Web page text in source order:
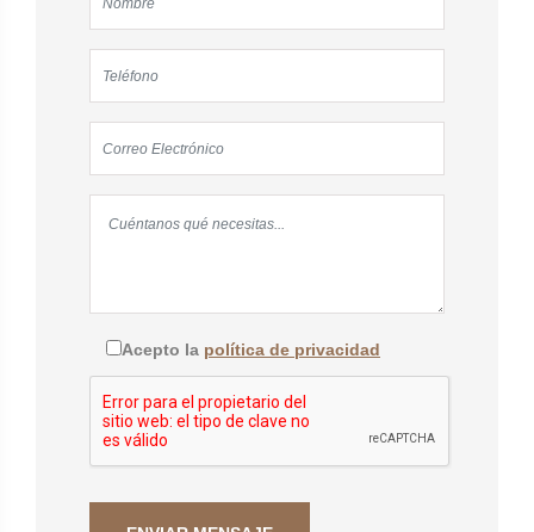
Acepto la política de privacidad